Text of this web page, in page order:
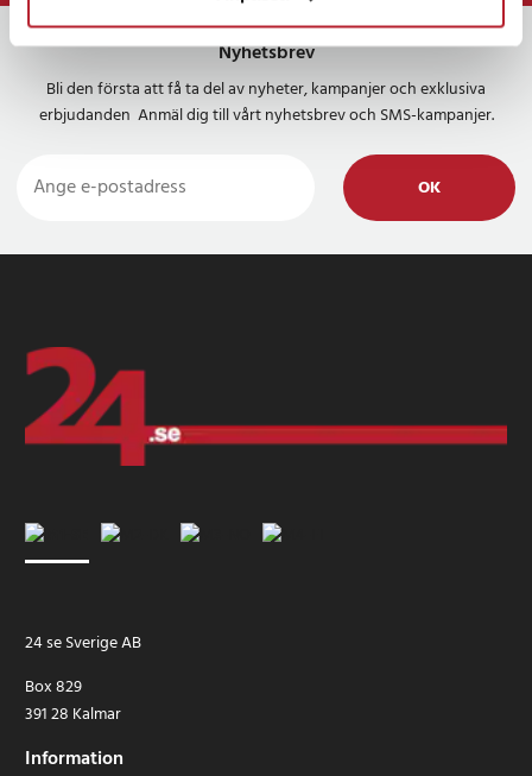
Nyhetsbrev
Bli den första att få ta del av nyheter, kampanjer och exklusiva
erbjudanden Anmäl dig till vårt nyhetsbrev och SMS-kampanjer.
OK
24 se Sverige AB
Box 829
391 28 Kalmar
Information